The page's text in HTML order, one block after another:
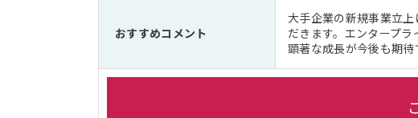
おすすめコメント
大手企業の新規事業立
だきます。エンタープ
顕著な成長が今後も期待